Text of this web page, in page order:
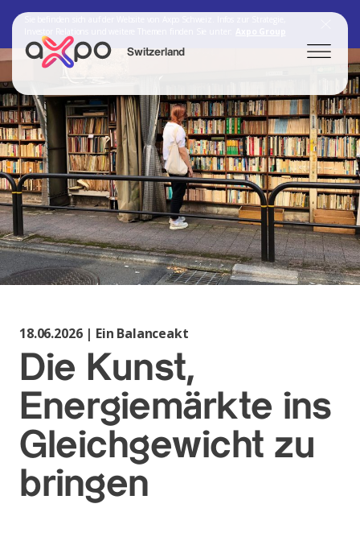
Switzerland
Search
Axpo Group
18.06.2026 | Ein Balanceakt
Die Kunst,
Energiemärkte ins
Gleichgewicht zu
bringen